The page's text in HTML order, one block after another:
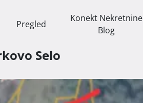
Pregled
Konekt Nekretnine
Blog
Selo